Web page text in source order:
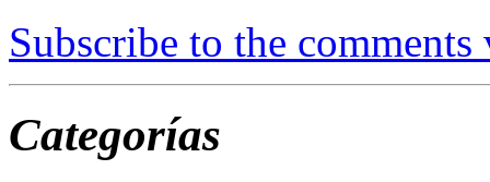
Subscribe to the comments
Categorías